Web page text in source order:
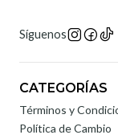
Síguenos
CATEGORÍAS
Términos y
Política de Cambio